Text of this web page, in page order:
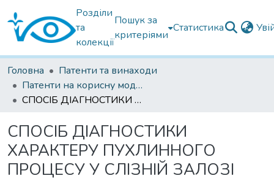
Розділи
та
колекції
Пошук за
критеріями
Статистика
Головна
Патенти та винаходи
Патенти на корисну модель
СПОСІБ ДІАГНОСТИКИ ХАРАКТЕРУ ПУХЛИННОГО ПРОЦЕСУ У СЛІЗНІЙ ЗАЛОЗІ
СПОСІБ ДІАГНОСТИКИ
ХАРАКТЕРУ ПУХЛИННОГО
ПРОЦЕСУ У СЛІЗНІЙ ЗАЛОЗІ